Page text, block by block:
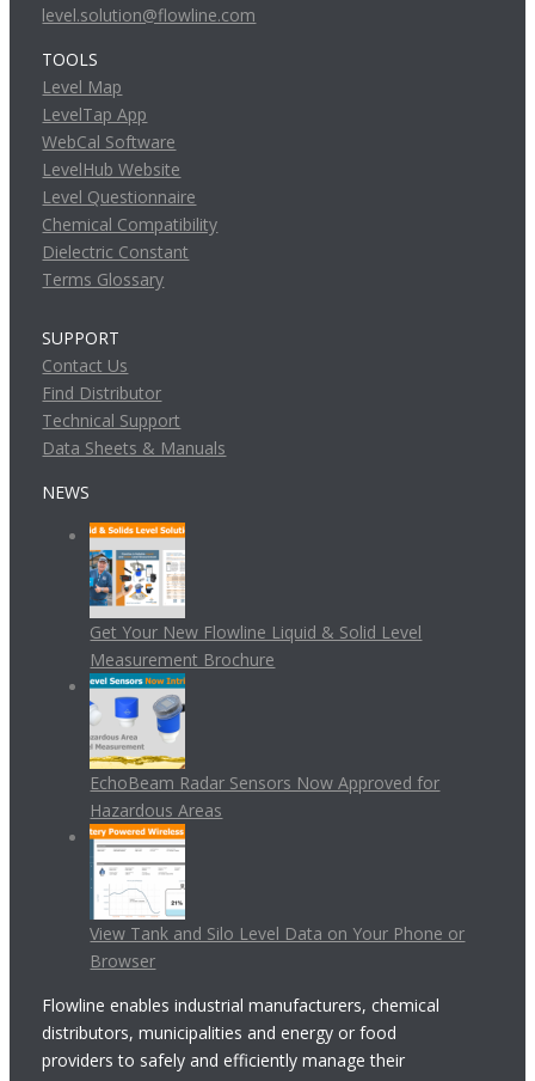
level.solution@flowline.com
TOOLS
Level Map
LevelTap App
WebCal Software
LevelHub Website
Level Questionnaire
Chemical Compatibility
Dielectric Constant
Terms Glossary
SUPPORT
Contact Us
Find Distributor
Technical Support
Data Sheets & Manuals
NEWS
Get Your New Flowline Liquid & Solid Level
Measurement Brochure
EchoBeam Radar Sensors Now Approved for
Hazardous Areas
View Tank and Silo Level Data on Your Phone or
Browser
Flowline enables industrial manufacturers, chemical
distributors, municipalities and energy or food
providers to safely and efficiently manage their